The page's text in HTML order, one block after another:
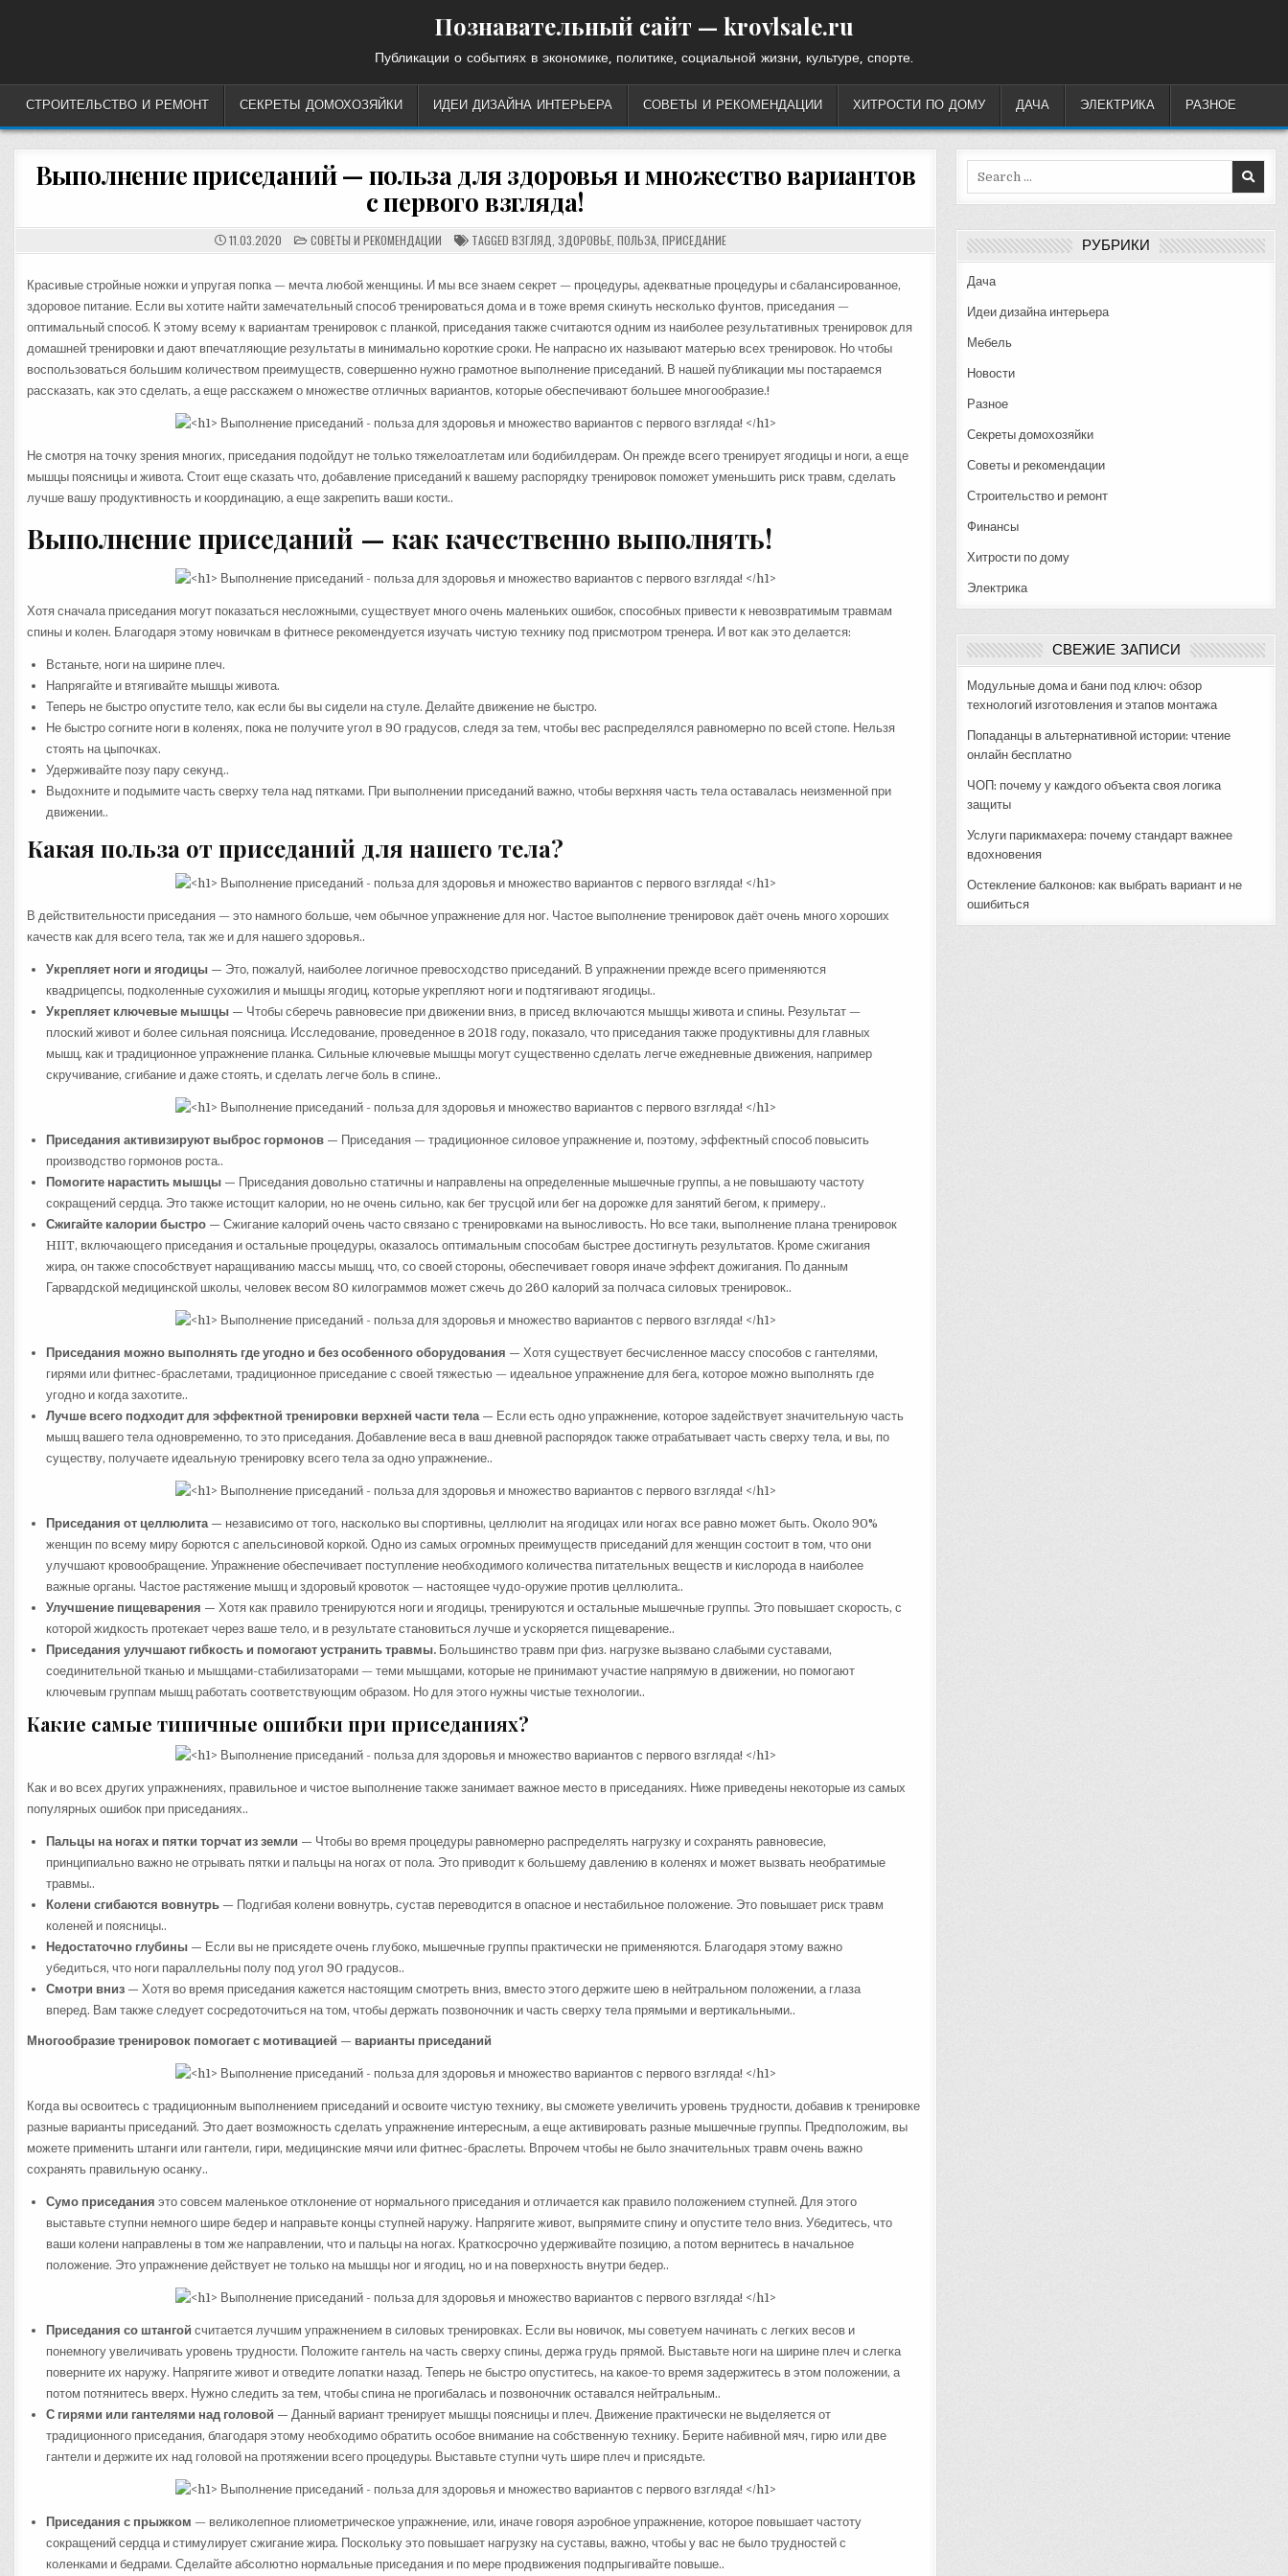
Познавательный сайт — krovlsale.ru
Публикации о событиях в экономике, политике, социальной жизни, культуре, спорте.
СТРОИТЕЛЬСТВО И РЕМОНТ СЕКРЕТЫ ДОМОХОЗЯЙКИ ИДЕИ ДИЗАЙНА ИНТЕРЬЕРА СОВЕТЫ И РЕКОМЕНДАЦИИ ХИТРОСТИ ПО ДОМУ ДАЧА ЭЛЕКТРИКА РАЗНОЕ
Выполнение приседаний — польза для здоровья и множество вариантов
с первого взгляда!
11.03.2020 POSTED
IN
СОВЕТЫ И РЕКОМЕНДАЦИИ TAGGED ВЗГЛЯД ЗДОРОВЬЕ ПОЛЬЗА ПРИСЕДАНИЕ
Красивые стройные ножки и упругая попка — мечта любой женщины. И мы все знаем секрет — процедуры, адекватные процедуры и сбалансированное,
здоровое питание. Если вы хотите найти замечательный способ тренироваться дома и в тоже время скинуть несколько фунтов, приседания —
оптимальный способ. К этому всему к вариантам тренировок с планкой, приседания также считаются одним из наиболее результативных тренировок для
домашней тренировки и дают впечатляющие результаты в минимально короткие сроки. Не напрасно их называют матерью всех тренировок. Но чтобы
воспользоваться большим количеством преимуществ, совершенно нужно грамотное выполнение приседаний. В нашей публикации мы постараемся
рассказать, как это сделать, а еще расскажем о множестве отличных вариантов, которые обеспечивают большее многообразие.!
Не смотря на точку зрения многих, приседания подойдут не только тяжелоатлетам или бодибилдерам. Он прежде всего тренирует ягодицы и ноги, а еще
мышцы поясницы и живота. Стоит еще сказать что, добавление приседаний к вашему распорядку тренировок поможет уменьшить риск травм, сделать
лучше вашу продуктивность и координацию, а еще закрепить ваши кости..
Выполнение приседаний — как качественно выполнять!
Хотя сначала приседания могут показаться несложными, существует много очень маленьких ошибок, способных привести к невозвратимым травмам
спины и колен. Благодаря этому новичкам в фитнесе рекомендуется изучать чистую технику под присмотром тренера. И вот как это делается:
Встаньте, ноги на ширине плеч.
Напрягайте и втягивайте мышцы живота.
Теперь не быстро опустите тело, как если бы вы сидели на стуле. Делайте движение не быстро.
Не быстро согните ноги в коленях, пока не получите угол в 90 градусов, следя за тем, чтобы вес распределялся равномерно по всей стопе. Нельзя
стоять на цыпочках.
Удерживайте позу пару секунд..
Выдохните и подымите часть сверху тела над пятками. При выполнении приседаний важно, чтобы верхняя часть тела оставалась неизменной при
движении..
Какая польза от приседаний для нашего тела?
В действительности приседания — это намного больше, чем обычное упражнение для ног. Частое выполнение тренировок даёт очень много хороших
качеств как для всего тела, так же и для нашего здоровья..
Укрепляет ноги и ягодицы — Это, пожалуй, наиболее логичное превосходство приседаний. В упражнении прежде всего применяются
квадрицепсы, подколенные сухожилия и мышцы ягодиц, которые укрепляют ноги и подтягивают ягодицы..
Укрепляет ключевые мышцы — Чтобы сберечь равновесие при движении вниз, в присед включаются мышцы живота и спины. Результат —
плоский живот и более сильная поясница. Исследование, проведенное в 2018 году, показало, что приседания также продуктивны для главных
мышц, как и традиционное упражнение планка. Сильные ключевые мышцы могут существенно сделать легче ежедневные движения, например
скручивание, сгибание и даже стоять, и сделать легче боль в спине..
Приседания активизируют выброс гормонов — Приседания — традиционное силовое упражнение и, поэтому, эффектный способ повысить
производство гормонов роста..
Помогите нарастить мышцы — Приседания довольно статичны и направлены на определенные мышечные группы, а не повышаюту частоту
сокращений сердца. Это также истощит калории, но не очень сильно, как бег трусцой или бег на дорожке для занятий бегом, к примеру..
Сжигайте калории быстро — Сжигание калорий очень часто связано с тренировками на выносливость. Но все таки, выполнение плана тренировок
HIIT, включающего приседания и остальные процедуры, оказалось оптимальным способам быстрее достигнуть результатов. Кроме сжигания
жира, он также способствует наращиванию массы мышц, что, со своей стороны, обеспечивает говоря иначе эффект дожигания. По данным
Гарвардской медицинской школы, человек весом 80 килограммов может сжечь до 260 калорий за полчаса силовых тренировок..
Приседания можно выполнять где угодно и без особенного оборудования — Хотя существует бесчисленное массу способов с гантелями,
гирями или фитнес-браслетами, традиционное приседание с своей тяжестью — идеальное упражнение для бега, которое можно выполнять где
угодно и когда захотите..
Лучше всего подходит для эффектной тренировки верхней части тела — Если есть одно упражнение, которое задействует значительную часть
мышц вашего тела одновременно, то это приседания. Добавление веса в ваш дневной распорядок также отрабатывает часть сверху тела, и вы, по
существу, получаете идеальную тренировку всего тела за одно упражнение..
Приседания от целлюлита — независимо от того, насколько вы спортивны, целлюлит на ягодицах или ногах все равно может быть. Около 90%
женщин по всему миру борются с апельсиновой коркой. Одно из самых огромных преимуществ приседаний для женщин состоит в том, что они
улучшают кровообращение. Упражнение обеспечивает поступление необходимого количества питательных веществ и кислорода в наиболее
важные органы. Частое растяжение мышц и здоровый кровоток — настоящее чудо-оружие против целлюлита..
Улучшение пищеварения — Хотя как правило тренируются ноги и ягодицы, тренируются и остальные мышечные группы. Это повышает скорость, с
которой жидкость протекает через ваше тело, и в результате становиться лучше и ускоряется пищеварение..
Приседания улучшают гибкость и помогают устранить травмы. Большинство травм при физ. нагрузке вызвано слабыми суставами,
соединительной тканью и мышцами-стабилизаторами — теми мышцами, которые не принимают участие напрямую в движении, но помогают
ключевым группам мышц работать соответствующим образом. Но для этого нужны чистые технологии..
Какие самые типичные ошибки при приседаниях?
Как и во всех других упражнениях, правильное и чистое выполнение также занимает важное место в приседаниях. Ниже приведены некоторые из самых
популярных ошибок при приседаниях..
Пальцы на ногах и пятки торчат из земли — Чтобы во время процедуры равномерно распределять нагрузку и сохранять равновесие,
принципиально важно не отрывать пятки и пальцы на ногах от пола. Это приводит к большему давлению в коленях и может вызвать необратимые
травмы..
Колени сгибаются вовнутрь — Подгибая колени вовнутрь, сустав переводится в опасное и нестабильное положение. Это повышает риск травм
коленей и поясницы..
Недостаточно глубины — Если вы не присядете очень глубоко, мышечные группы практически не применяются. Благодаря этому важно
убедиться, что ноги параллельны полу под угол 90 градусов..
Смотри вниз — Хотя во время приседания кажется настоящим смотреть вниз, вместо этого держите шею в нейтральном положении, а глаза
вперед. Вам также следует сосредоточиться на том, чтобы держать позвоночник и часть сверху тела прямыми и вертикальными..
Многообразие тренировок помогает с мотивацией — варианты приседаний
Когда вы освоитесь с традиционным выполнением приседаний и освоите чистую технику, вы сможете увеличить уровень трудности, добавив к тренировке
разные варианты приседаний. Это дает возможность сделать упражнение интересным, а еще активировать разные мышечные группы. Предположим, вы
можете применить штанги или гантели, гири, медицинские мячи или фитнес-браслеты. Впрочем чтобы не было значительных травм очень важно
сохранять правильную осанку..
Сумо приседания это совсем маленькое отклонение от нормального приседания и отличается как правило положением ступней. Для этого
выставьте ступни немного шире бедер и направьте концы ступней наружу. Напрягите живот, выпрямите спину и опустите тело вниз. Убедитесь, что
ваши колени направлены в том же направлении, что и пальцы на ногах. Краткосрочно удерживайте позицию, а потом вернитесь в начальное
положение. Это упражнение действует не только на мышцы ног и ягодиц, но и на поверхность внутри бедер..
Приседания со штангой считается лучшим упражнением в силовых тренировках. Если вы новичок, мы советуем начинать с легких весов и
понемногу увеличивать уровень трудности. Положите гантель на часть сверху спины, держа грудь прямой. Выставьте ноги на ширине плеч и слегка
поверните их наружу. Напрягите живот и отведите лопатки назад. Теперь не быстро опуститесь, на какое-то время задержитесь в этом положении, а
потом потянитесь вверх. Нужно следить за тем, чтобы спина не прогибалась и позвоночник оставался нейтральным..
С гирями или гантелями над головой — Данный вариант тренирует мышцы поясницы и плеч. Движение практически не выделяется от
традиционного приседания, благодаря этому необходимо обратить особое внимание на собственную технику. Берите набивной мяч, гирю или две
гантели и держите их над головой на протяжении всего процедуры. Выставьте ступни чуть шире плеч и присядьте.
Приседания с прыжком — великолепное плиометрическое упражнение, или, иначе говоря аэробное упражнение, которое повышает частоту
сокращений сердца и стимулирует сжигание жира. Поскольку это повышает нагрузку на суставы, важно, чтобы у вас не было трудностей с
коленками и бедрами. Сделайте абсолютно нормальные приседания и по мере продвижения подпрыгивайте повыше..
РУБРИКИ
Дача
Идеи дизайна интерьера
Мебель
Новости
Разное
Секреты домохозяйки
Советы и рекомендации
Строительство и ремонт
Финансы
Хитрости по дому
Электрика
СВЕЖИЕ ЗАПИСИ
Модульные дома и бани под ключ: обзор
технологий изготовления и этапов монтажа
Попаданцы в альтернативной истории: чтение
онлайн бесплатно
ЧОП: почему у каждого объекта своя логика
защиты
Услуги парикмахера: почему стандарт важнее
вдохновения
Остекление балконов: как выбрать вариант и не
ошибиться